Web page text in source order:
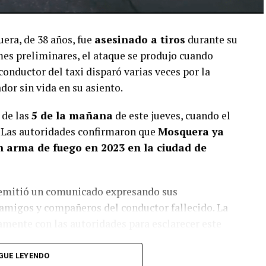
de 38 años, fue asesinado a tiros durante su
preliminares, el ataque se produjo cuando
del taxi disparó varias veces por la
sin vida en su asiento.
las 5 de la mañana de este jueves, cuando el
autoridades confirmaron que Mosquera ya
de fuego en 2023 en la ciudad de
un comunicado expresando sus
y compañeros del conductor fallecido. La
LEYENDO